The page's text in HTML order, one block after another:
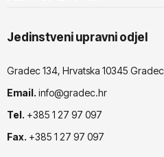
Jedinstveni upravni odjel
Gradec 134, Hrvatska 10345 Gradec
Email. info@gradec.hr
Tel. +385 1 27 97 097
Fax. +385 1 27 97 097